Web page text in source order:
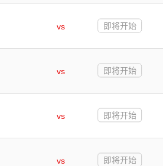
vs
即将开始
vs
即将开始
vs
即将开始
vs
即将开始